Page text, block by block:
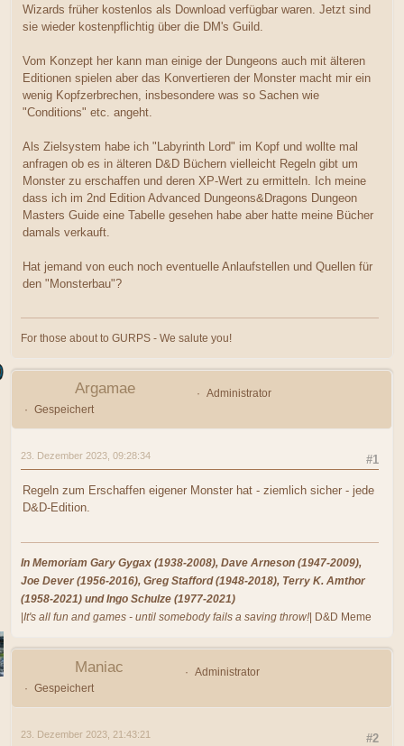
Wizards früher kostenlos als Download verfügbar waren. Jetzt sind
sie wieder kostenpflichtig über die DM's Guild.
Vom Konzept her kann man einige der Dungeons auch mit älteren
Editionen spielen aber das Konvertieren der Monster macht mir ein
wenig Kopfzerbrechen, insbesondere was so Sachen wie
"Conditions" etc. angeht.
Als Zielsystem habe ich "Labyrinth Lord" im Kopf und wollte mal
anfragen ob es in älteren D&D Büchern vielleicht Regeln gibt um
Monster zu erschaffen und deren XP-Wert zu ermitteln. Ich meine
dass ich im 2nd Edition Advanced Dungeons&Dragons Dungeon
Masters Guide eine Tabelle gesehen habe aber hatte meine Bücher
damals verkauft.
Hat jemand von euch noch eventuelle Anlaufstellen und Quellen für
den "Monsterbau"?
For those about to GURPS - We salute you!
Argamae
Administrator
Gespeichert
#1
23. Dezember 2023, 09:28:34
Regeln zum Erschaffen eigener Monster hat - ziemlich sicher - jede
D&D-Edition.
In Memoriam Gary Gygax (1938-2008), Dave Arneson (1947-2009),
Joe Dever (1956-2016), Greg Stafford (1948-2018), Terry K. Amthor
(1958-2021) und Ingo Schulze (1977-2021)
|It's all fun and games - until somebody fails a saving throw!| D&D Meme
Maniac
Administrator
Gespeichert
#2
23. Dezember 2023, 21:43:21